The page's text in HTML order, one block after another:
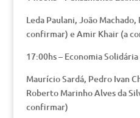
Leda Paulani, João
confirmar) e Amir Khair (a
17:00hs – Economia
Maurício Sardá, Pedro Ivan
Roberto Marinho Alves da
confirmar)